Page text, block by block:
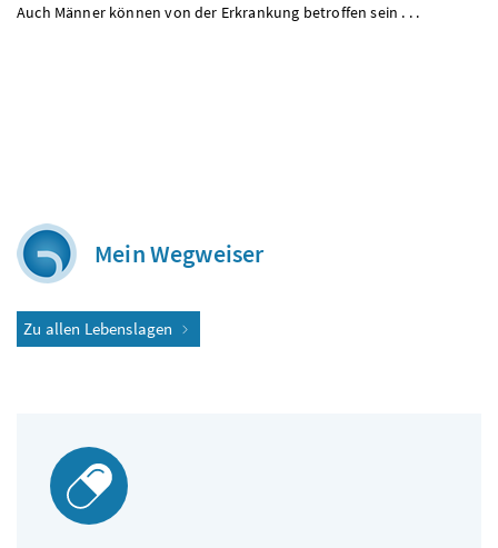
Auch Männer können von der Erkrankung betroffen sein . . .
Mein Wegweiser
Zu allen Lebenslagen